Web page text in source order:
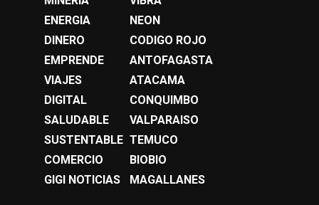
ENERGIA
DINERO
EMPRENDE
VIAJES
DIGITAL
SALUDABLE
SUSTENTABLE
COMERCIO
GIGI NOTICIAS
NEON
CODIGO ROJO
ANTOFAGASTA
ATACAMA
CONQUIMBO
VALPARAISO
TEMUCO
BIOBIO
MAGALLANES